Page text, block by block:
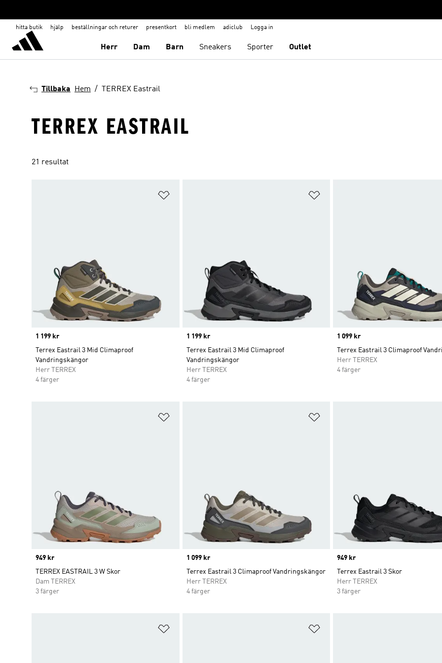
hitta butik hjälp beställningar och returer presentkort bli medlem adiclub Logga in
Herr Dam Barn Sneakers Sporter Outlet
Tillbaka Hem TERREX Eastrail
TERREX EASTRAIL
21 resultat
Price
1 199 kr
Terrex Eastrail 3 Mid Climaproof
Vandringskängor
Herr TERREX
4 färger
Price
1 199 kr
Terrex Eastrail 3 Mid Climaproof
Vandringskängor
Herr TERREX
4 färger
Price
1 099 kr
Terrex Eastrail 3 Climaproof
Herr TERREX
4 färger
Price
949 kr
TERREX EASTRAIL 3 W Skor
Dam TERREX
3 färger
Price
1 099 kr
Terrex Eastrail 3 Climaproof Vandringskängor
Herr TERREX
4 färger
Price
949 kr
Terrex Eastrail 3 Skor
Herr TERREX
3 färger